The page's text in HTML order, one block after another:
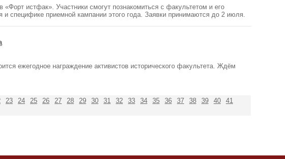
истфак». Участники смогут познакомиться с факультетом и его
специфике приемной кампании этого года. Заявки принимаются до 2 июля.
ежегодное награждение активистов исторического факультета. Ждём
23 24 25 26 27 28 29 30 31 32 33 34 35 36 37 38 39 40
41